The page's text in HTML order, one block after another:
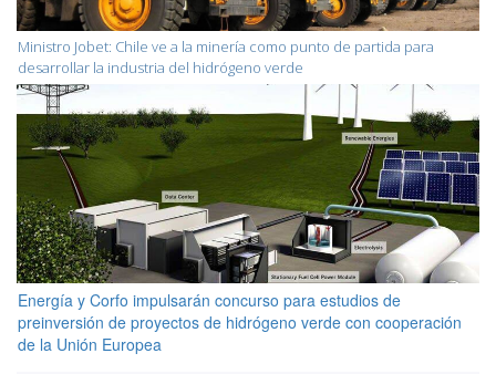
Ministro Jobet: Chile ve a la minería como punto de partida para
desarrollar la industria del hidrógeno verde
Energía y Corfo impulsarán concurso para estudios de
preinversión de proyectos de hidrógeno verde con cooperación
de la Unión Europea